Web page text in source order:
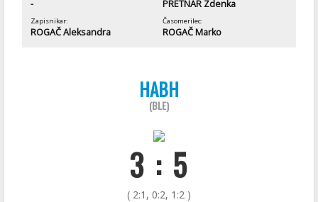
- PRETNAR Zdenka
Zapisnikar:
ROGAČ Aleksandra
Časomerilec:
ROGAČ Marko
HABH
(BLE)
3 : 5
( 2:1, 0:2, 1:2 )